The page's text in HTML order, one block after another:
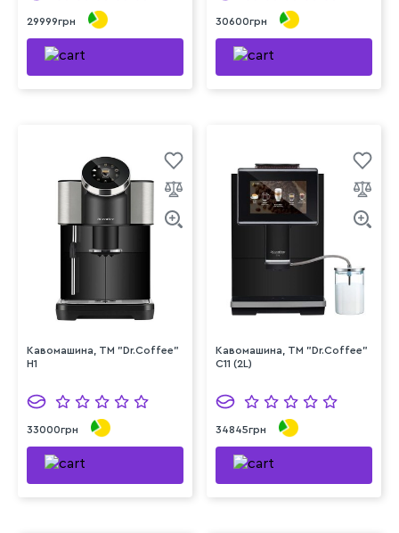
29999грн 30600грн
Кавомашина, ТМ "Dr.Coffee"
H1
33000грн
Кавомашина, ТМ "Dr.Coffee"
C11 (2L)
34845грн